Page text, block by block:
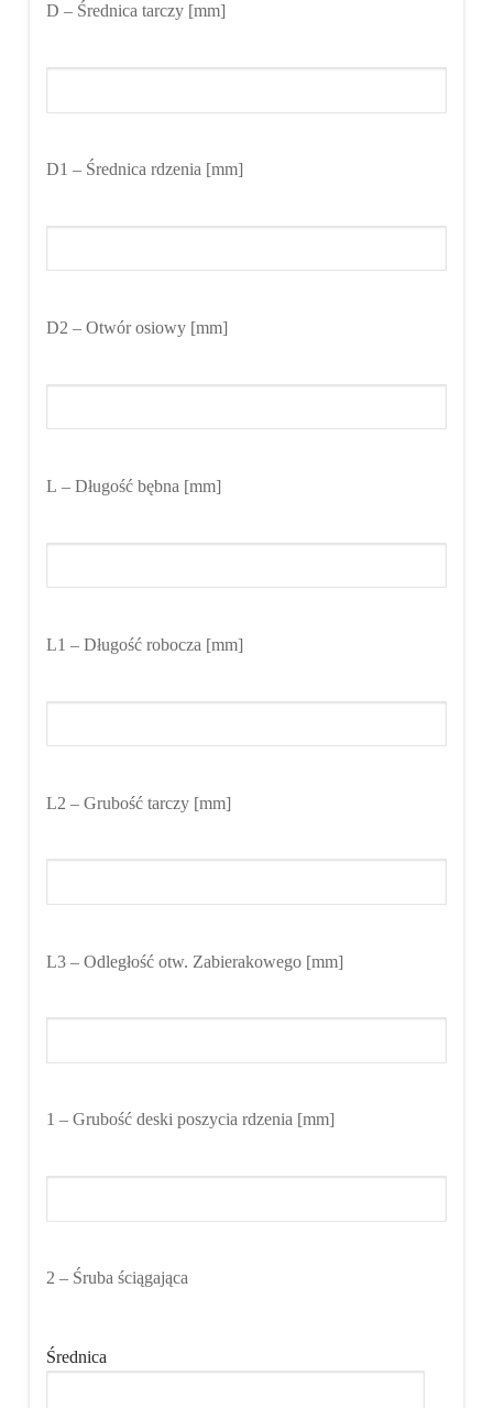
D – Średnica tarczy [mm]
D1 – Średnica rdzenia [mm]
D2 – Otwór osiowy [mm]
L – Długość bębna [mm]
L1 – Długość robocza [mm]
L2 – Grubość tarczy [mm]
L3 – Odległość otw. Zabierakowego [mm]
1 – Grubość deski poszycia rdzenia [mm]
2 – Śruba ściągająca
Średnica